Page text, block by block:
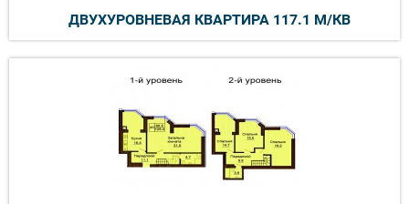
ДВУХУРОВНЕВАЯ КВАРТИРА 117.1 М/КВ